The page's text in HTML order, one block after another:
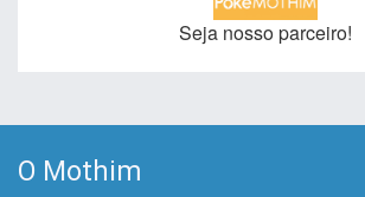
Seja nosso parceiro!
O Mothim